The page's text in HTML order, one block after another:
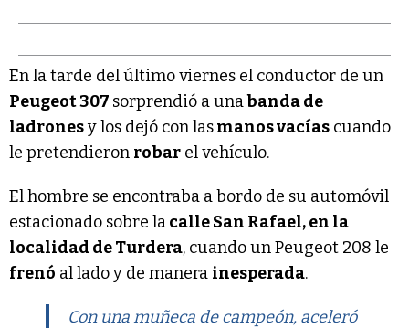
En la tarde del último viernes el conductor de un
Peugeot 307 sorprendió a unabanda de
ladronesy los dejó con lasmanos vacías cuando
le pretendieron robar el vehículo.
El hombre se encontraba a bordo de su automóvil
estacionado sobre lacalle San Rafael, en la
localidad de Turdera, cuando un Peugeot 208 le
frenó al lado y de manera inesperada.
Con una muñeca de campeón, aceleró